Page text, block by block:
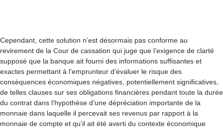
Cependant, cette solution n’est désormais pas conforme au
revirement de la Cour de cassation qui juge que l’exigence de clarté
supposé que la banque ait fourni des informations suffisantes et
exactes permettant à l’emprunteur d’évaluer le risque des
conséquences économiques négatives, potentiellement significatives,
de telles clauses sur ses obligations financières pendant toute la durée
du contrat dans l’hypothèse d’une dépréciation importante de la
monnaie dans laquelle il percevait ses revenus par rapport à la
monnaie de compte et qu’il ait été averti du contexte économique